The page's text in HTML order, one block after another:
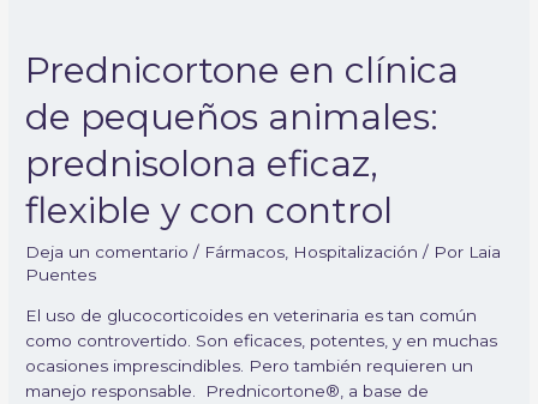
Prednicortone en clínica
de pequeños animales:
prednisolona eficaz,
flexible y con control
Deja un comentario / Fármacos, Hospitalización / Por Laia
Puentes
El uso de glucocorticoides en veterinaria es tan común
como controvertido. Son eficaces, potentes, y en muchas
ocasiones imprescindibles. Pero también requieren un
manejo responsable. Prednicortone®, a base de